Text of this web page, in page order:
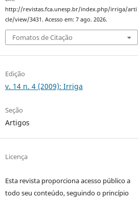
http://revistas.fca.unesp.br/index.php/irriga/arti
cle/view/3431. Acesso em: 7 ago. 2026.
Fomatos de Citação
Edição
v. 14 n. 4 (2009): Irriga
Seção
Artigos
Licença
Esta revista proporciona acesso público a
todo seu conteúdo, seguindo o princípio